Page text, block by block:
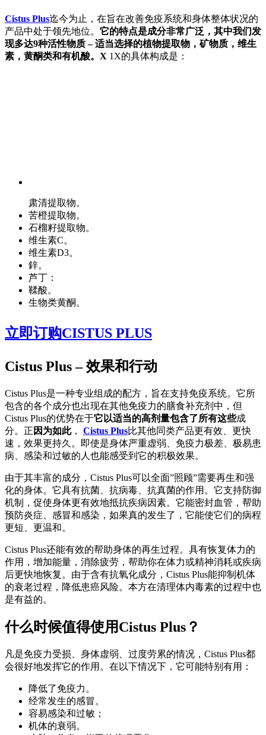
Cistus Plus迄今为止，在旨在改善免疫系统和身体整体状况的
产品中处于领先地位。 它的特点是成分非常广泛，其中我们发
现多达9种活性物质 – 适当选择的植物提取物，矿物质，维生
素，黄酮类和有机酸。X 1X的具体构成是：
肃清提取物。
苦橙提取物。
石榴籽提取物。
维生素C。
维生素D3。
鋅。
芦丁：
鞣酸。
生物类黄酮。
立即订购CISTUS PLUS
Cistus Plus – 效果和行动
Cistus Plus是一种专业组成的配方，旨在支持免疫系统。它所
包含的各个成分也出现在其他免疫力的膳食补充剂中，但
Cistus Plus的优势在于它以适当的高剂量包含了所有这些成
分。正 因为如此， Cistus Plus比其他同类产品更有效、更快
速，效果更持久。即使是身体严重虚弱、免疫力极差、极易患
病、感染和过敏的人也能感受到它的积极效果。
由于其丰富的成分，Cistus Plus可以全面”照顾”需要再生和强
化的身体。它具有抗菌、抗病毒、抗真菌的作用。它支持防御
机制，促使身体更有效地抵抗疾病因素。它能密封血管，帮助
预防炎症、感冒和感染，如果真的发生了，它能使它们的病程
更短、更温和。
Cistus Plus还能有效的帮助身体的再生过程。具有恢复体力的
作用，增加能量，消除疲劳，帮助你在体力或精神消耗或疾病
后更快地恢复。由于含有抗氧化成分，Cistus Plus能抑制机体
的衰老过程，降低患癌风险。本方在清理体内毒素的过程中也
是有益的。
什么时候值得使用Cistus Plus？
凡是免疫力受损、身体虚弱、过度劳累的情况，Cistus Plus都
会很好地发挥它的作用。在以下情况下，它可能特别有用：
降低了免疫力。
经常发生的感冒。
容易感染和过敏；
机体的衰弱。